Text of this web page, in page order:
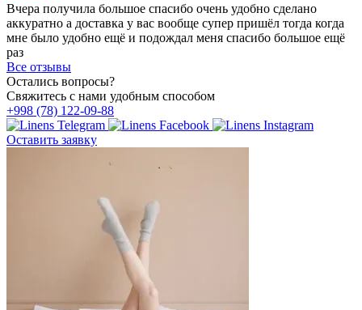
Вчера получила большое спасибо очень удобно сделано
аккуратно а доставка у вас вообще супер пришёл тогда когда
мне было удобно ещё и подождал меня спасибо большое ещё
раз
Все отзывы
Остались вопросы?
Свяжитесь с нами удобным способом
+998 (78) 122-09-88
Оставить заявку